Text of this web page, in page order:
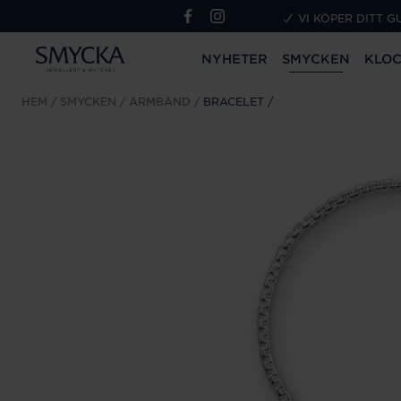
VI KÖPER DITT
NYHETER SMYCKEN
HEM SMYCKEN ARMBAND BRACELET